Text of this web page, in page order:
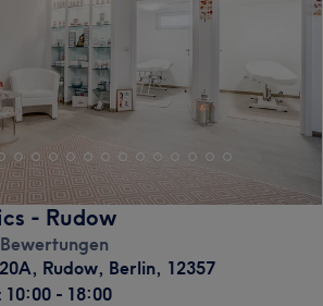
- Rudow
, Rudow, Berlin, 12357
- 18:00